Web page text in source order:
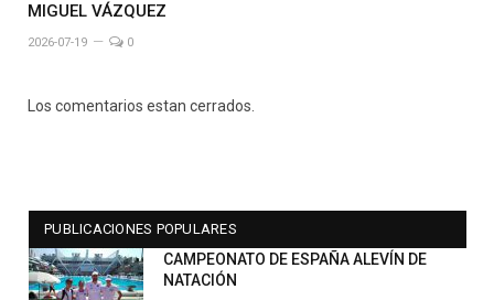
MIGUEL VÁZQUEZ
2026-07-19 0
Los comentarios estan cerrados.
PUBLICACIONES POPULARES
CAMPEONATO DE ESPAÑA ALEVÍN DE
NATACIÓN